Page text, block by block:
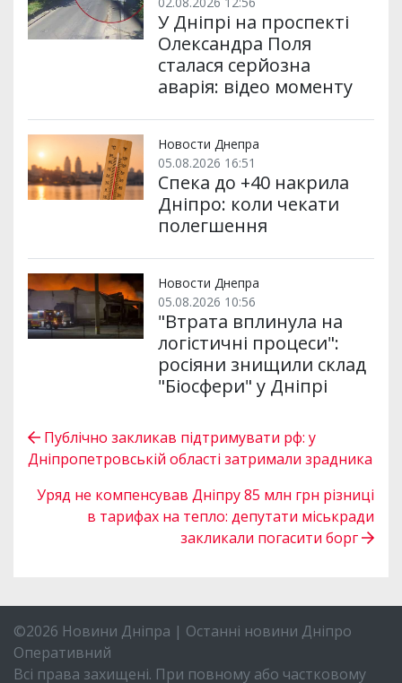
У Дніпрі на проспекті
Олександра Поля
сталася серйозна
аварія: відео моменту
Новости Днепра
05.08.2026 16:51
Спека до +40 накрила
Дніпро: коли чекати
полегшення
Новости Днепра
05.08.2026 10:56
"Втрата вплинула на
логістичні процеси":
росіяни знищили склад
"Біосфери" у Дніпрі
Публічно закликав підтримувати рф: у
Дніпропетровській області затримали зрадника
Уряд не компенсував Дніпру 85 млн грн різниці
в тарифах на тепло: депутати міськради
закликали погасити борг
©2026 Новини Дніпра | Останні новини Дніпро
Оперативний
Всі права захищені. При повному або частковому